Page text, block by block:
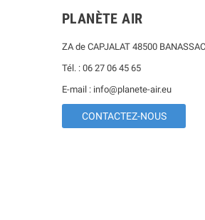
PLANÈTE AIR
ZA de CAPJALAT 48500
Tél. : 06 27 06 45 65
E-mail : info@planete-air.eu
CONTACTEZ-NOUS